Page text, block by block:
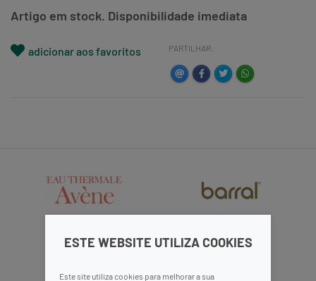
ESTE WEBSITE UTILIZA COOKIES
Este site utiliza cookies para melhorar a sua
Artigo em stock. Disponibilidade imediata
adicionar aos favoritos PARTILHAR: